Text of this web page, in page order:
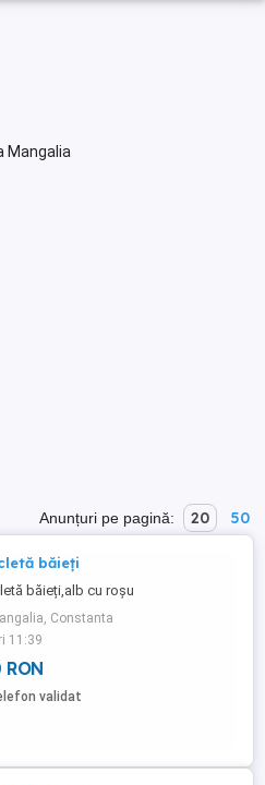
Mangalia
Anunțuri pe pagină: 20 50
băieți
băieți,alb cu roșu
Constanta
11:39
validat